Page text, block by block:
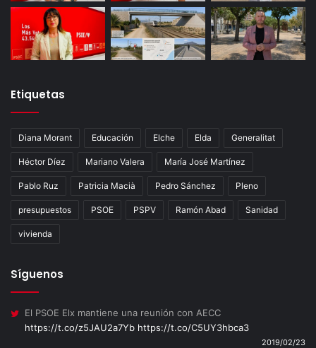
Etiquetas
Diana Morant Educación Elche Elda Generalitat
Héctor Díez Mariano Valera María José Martínez
Pablo Ruz Patricia Macià Pedro Sánchez Pleno
presupuestos PSOE PSPV Ramón Abad Sanidad
vivienda
Síguenos
El PSOE Elx mantiene una reunión con AECC
https://t.co/z5JAU2a7Yb https://t.co/C5UY3hbca3
2019/02/23